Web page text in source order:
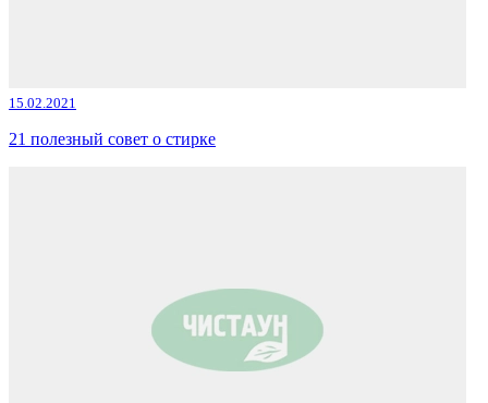
15.02.2021
21 полезный совет о стирке